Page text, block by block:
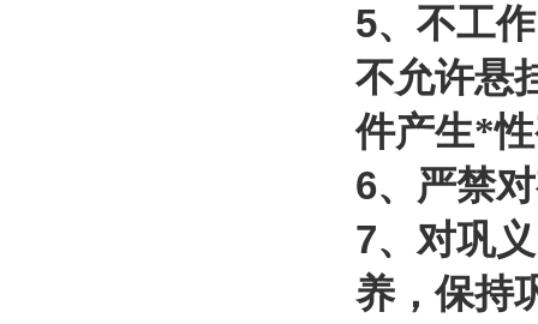
5、不工
不允许悬
件产生*
6、严禁
7、对巩
养，保持